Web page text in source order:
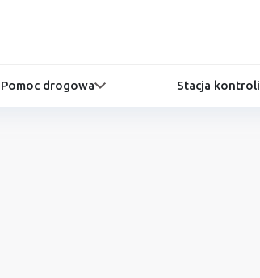
Pomoc drogowa Stacja